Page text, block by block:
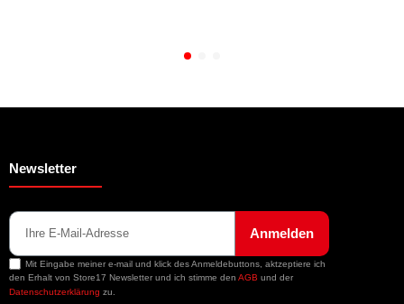
Newsletter
Anmelden
Mit Eingabe meiner e-mail und klick des Anmeldebuttons, aktzeptiere ich
den Erhalt von Store17 Newsletter und ich stimme den AGB und der
Datenschutzerklärung zu.